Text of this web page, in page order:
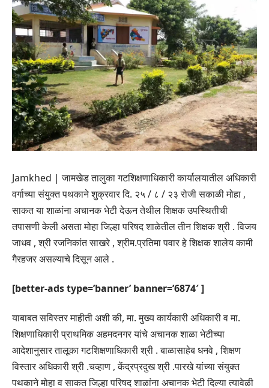
Jamkhed | जामखेड तालुका गटशिक्षणाधिकारी कार्यालयातील अधिकारी
वर्गाच्या संयुक्त पथकाने शुक्रवार दि. २५ / ८ / २३ रोजी सकाळी मोहा ,
साकत या शाळांना अचानक भेटी देऊन तेथील शिक्षक उपस्थितीची
तपासणी केली असता मोहा जिल्हा परिषद शाळेतील तीन शिक्षक श्री . विजय
जाधव , श्री रजनिकांत साखरे , श्रीम.प्रतिमा पवार हे शिक्षक शालेय कामी
गैरहजर असल्याचे दिसून आले .
[better-ads type=’banner’ banner=’6874′ ]
याबाबत सविस्तर माहीती अशी की, मा. मुख्य कार्यकारी अधिकारी व मा.
शिक्षणाधिकारी प्राथमिक अहमदनगर यांचे अचानक शाळा भेटीच्या
आदेशानुसार तालूका गटशिक्षणाधिकारी श्री . बाळासाहेब धनवे , शिक्षण
विस्तार अधिकारी श्री .चव्हाण , केंद्रप्रदुख श्री .पारखे यांच्या संयुक्त
पथकाने मोहा व साकत जिल्हा परिषद शाळांना अचानक भेटी दिल्या त्यावेळी